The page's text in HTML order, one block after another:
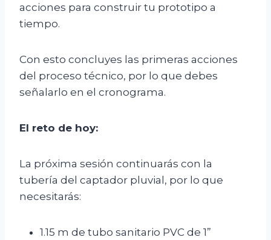
acciones para construir tu prototipo a
tiempo.
Con esto concluyes las primeras acciones
del proceso técnico, por lo que debes
señalarlo en el cronograma.
El reto de hoy:
La próxima sesión continuarás con la
tubería del captador pluvial, por lo que
necesitarás:
1.15 m de tubo sanitario PVC de 1”